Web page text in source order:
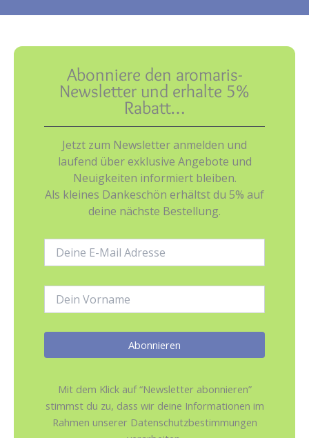
Abonniere den aromaris-
Newsletter und erhalte 5%
Rabatt…
Jetzt zum Newsletter anmelden und
laufend über exklusive Angebote und
Neuigkeiten informiert bleiben.
Als kleines Dankeschön erhältst du 5% auf
deine nächste Bestellung.
Mail-
Mit dem Klick auf “Newsletter abonnieren”
stimmst du zu, dass wir deine Informationen im
Rahmen unserer Datenschutzbestimmungen